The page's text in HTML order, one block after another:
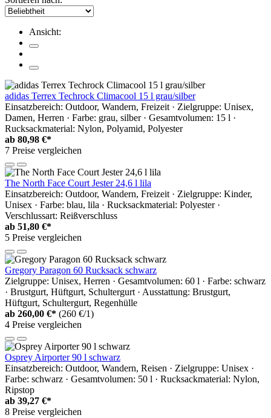
Ansicht:
adidas Terrex Techrock Climacool 15 l grau/silber
Einsatzbereich: Outdoor, Wandern, Freizeit · Zielgruppe: Unisex,
Damen, Herren · Farbe: grau, silber · Gesamtvolumen: 15 l ·
Rucksackmaterial: Nylon, Polyamid, Polyester
ab 80,98 €*
7 Preise vergleichen
The North Face Court Jester 24,6 l lila
Einsatzbereich: Outdoor, Wandern, Freizeit · Zielgruppe: Kinder,
Unisex · Farbe: blau, lila · Rucksackmaterial: Polyester ·
Verschlussart: Reißverschluss
ab 51,80 €*
5 Preise vergleichen
Gregory Paragon 60 Rucksack schwarz
Zielgruppe: Unisex, Herren · Gesamtvolumen: 60 l · Farbe: schwarz
· Brustgurt, Hüftgurt, Schultergurt · Ausstattung: Brustgurt,
Hüftgurt, Schultergurt, Regenhülle
ab 260,00 €* (260 €/1)
4 Preise vergleichen
Osprey Airporter 90 l schwarz
Einsatzbereich: Outdoor, Wandern, Reisen · Zielgruppe: Unisex ·
Farbe: schwarz · Gesamtvolumen: 50 l · Rucksackmaterial: Nylon,
Ripstop
ab 39,27 €*
8 Preise vergleichen